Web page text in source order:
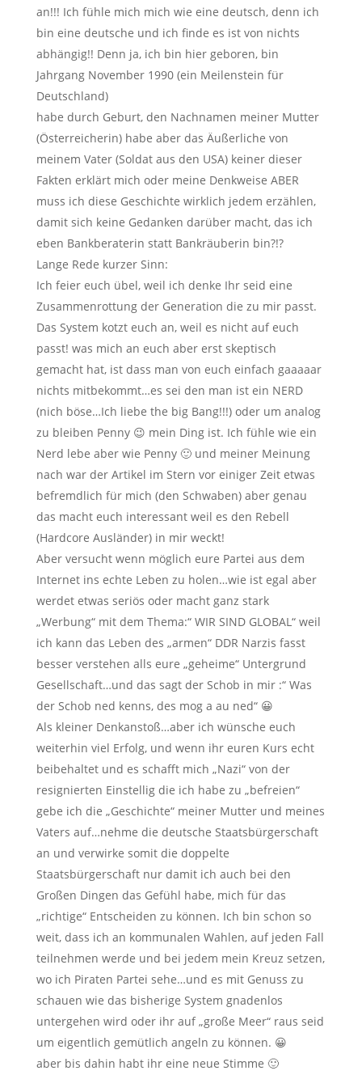
an!!! Ich fühle mich mich wie eine deutsch, denn ich
bin eine deutsche und ich finde es ist von nichts
abhängig!! Denn ja, ich bin hier geboren, bin
Jahrgang November 1990 (ein Meilenstein für
Deutschland)
habe durch Geburt, den Nachnamen meiner Mutter
(Österreicherin) habe aber das Äußerliche von
meinem Vater (Soldat aus den USA) keiner dieser
Fakten erklärt mich oder meine Denkweise ABER
muss ich diese Geschichte wirklich jedem erzählen,
damit sich keine Gedanken darüber macht, das ich
eben Bankberaterin statt Bankräuberin bin?!?
Lange Rede kurzer Sinn:
Ich feier euch übel, weil ich denke Ihr seid eine
Zusammenrottung der Generation die zu mir passt.
Das System kotzt euch an, weil es nicht auf euch
passt! was mich an euch aber erst skeptisch
gemacht hat, ist dass man von euch einfach gaaaaar
nichts mitbekommt…es sei den man ist ein NERD
(nich böse…Ich liebe the big Bang!!!) oder um analog
zu bleiben Penny 😉 mein Ding ist. Ich fühle wie ein
Nerd lebe aber wie Penny 🙂 und meiner Meinung
nach war der Artikel im Stern vor einiger Zeit etwas
befremdlich für mich (den Schwaben) aber genau
das macht euch interessant weil es den Rebell
(Hardcore Ausländer) in mir weckt!
Aber versucht wenn möglich eure Partei aus dem
Internet ins echte Leben zu holen…wie ist egal aber
werdet etwas seriös oder macht ganz stark
„Werbung“ mit dem Thema:“ WIR SIND GLOBAL“ weil
ich kann das Leben des „armen“ DDR Narzis fasst
besser verstehen alls eure „geheime“ Untergrund
Gesellschaft…und das sagt der Schob in mir :“ Was
der Schob ned kenns, des mog a au ned“ 😀
Als kleiner Denkanstoß…aber ich wünsche euch
weiterhin viel Erfolg, und wenn ihr euren Kurs echt
beibehaltet und es schafft mich „Nazi“ von der
resignierten Einstellig die ich habe zu „befreien“
gebe ich die „Geschichte“ meiner Mutter und meines
Vaters auf…nehme die deutsche Staatsbürgerschaft
an und verwirke somit die doppelte
Staatsbürgerschaft nur damit ich auch bei den
Großen Dingen das Gefühl habe, mich für das
„richtige“ Entscheiden zu können. Ich bin schon so
weit, dass ich an kommunalen Wahlen, auf jeden Fall
teilnehmen werde und bei jedem mein Kreuz setzen,
wo ich Piraten Partei sehe…und es mit Genuss zu
schauen wie das bisherige System gnadenlos
untergehen wird oder ihr auf „große Meer“ raus seid
um eigentlich gemütlich angeln zu können. 😀
aber bis dahin habt ihr eine neue Stimme 🙂